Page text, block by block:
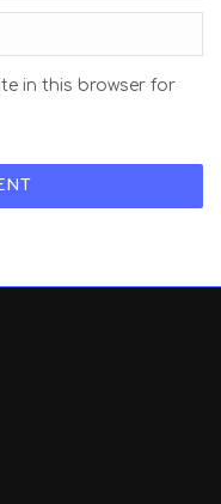
in this browser for